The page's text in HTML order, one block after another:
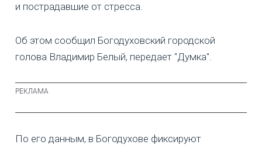
и пострадавшие от стресса.
Об этом сообщил Богодуховский городской
голова Владимир Белый, передает "Думка".
По его данным, в Богодухове фиксируют